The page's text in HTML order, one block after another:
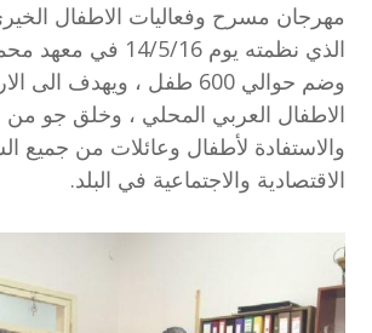
مهرجان مسرح وفعاليات الاطفال
الذي نظمته يوم 14/5/
وضم حوالي 600 طفل ، ويهدف
الاطفال العربي المحلي ، وخلق جو من
والاستفادة لأطفال وعائلات من جميع
الاقتصادية والاجتماعية في البلد.